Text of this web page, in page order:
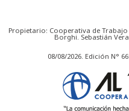
Propietario: Cooperativa de
Borghi. Sebastián
08/08/2026. Edición N°